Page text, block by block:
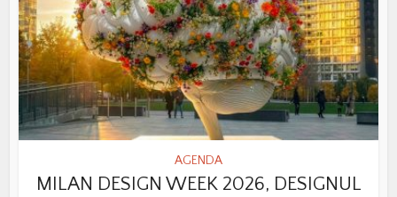
AGENDA
MILAN DESIGN WEEK 2026, DESIGNUL